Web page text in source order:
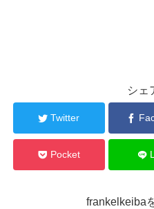
シェ
Twitter
Pocket
frankelkeiba